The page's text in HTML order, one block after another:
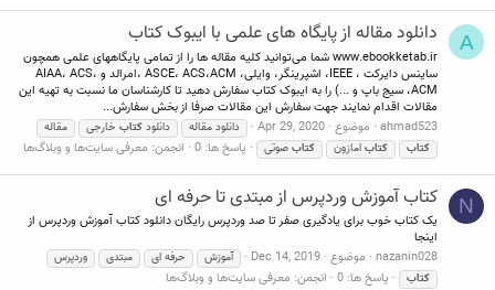
A دانلود مقاله از پایگاه های علمی با ایبوک کتاب
www.ebookketab.ir شما می‌توانید کلیه مقاله ها را از تمامی پایگاههای علمی همچون
ساینس دایرکت ، IEEE، اشپرینگر، وایلی، ASCE، ACS،ACM ،امرالد و AIAA، ACS،
ACM، سیج باپ و ...) را به ایبوک کتاب سفارش دهید تا کارشناسان ما نسبت به تهیه این
مقالات اقدام نمایند جهت سفارش این مقالات صرفا از بخش سفارش...
ahmad523 موضوع Apr 29, 2020 دانلود مقاله دانلود کتاب خارجی
مقاله
کتاب
کتاب امازون کتاب صوتی پاسخ ها: 0 انجمن: معرفی سایت‌ها و وبلاگ‌ها
N کتاب آموزش وردپرس از مبتدی تا حرفه ای
یک کتاب خوب برای یادگیری صفر تا صد وردپرس رایگان دانلود کتاب آموزش وردپرس از
اینجا
nazanin028 موضوع Dec 14, 2019 آموزش حرفه ای مبتدی
وردپرس
کتاب
پاسخ ها: 0 انجمن: معرفی سایت‌ها و وبلاگ‌ها